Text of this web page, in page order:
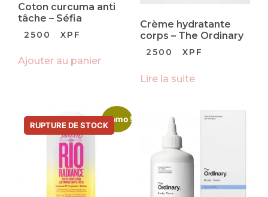
Coton curcuma anti
tâche – Séfia
2500 XPF
Ajouter au panier
Crème hydratante
corps – The Ordinary
2500 XPF
Lire la suite
Promo !